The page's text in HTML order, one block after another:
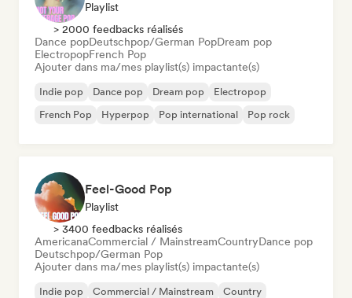
Playlist
> 2000 feedbacks réalisés
Dance popDeutschpop/German PopDream pop
ElectropopFrench Pop
Ajouter dans ma/mes playlist(s) impactante(s)
Indie pop Dance pop Dream pop
Electropop
French Pop
Hyperpop Pop international Pop rock
Feel-Good Pop
Playlist
> 3400 feedbacks réalisés
AmericanaCommercial / MainstreamCountryDance pop
Deutschpop/German Pop
Ajouter dans ma/mes playlist(s) impactante(s)
Indie pop Commercial / Mainstream
Country